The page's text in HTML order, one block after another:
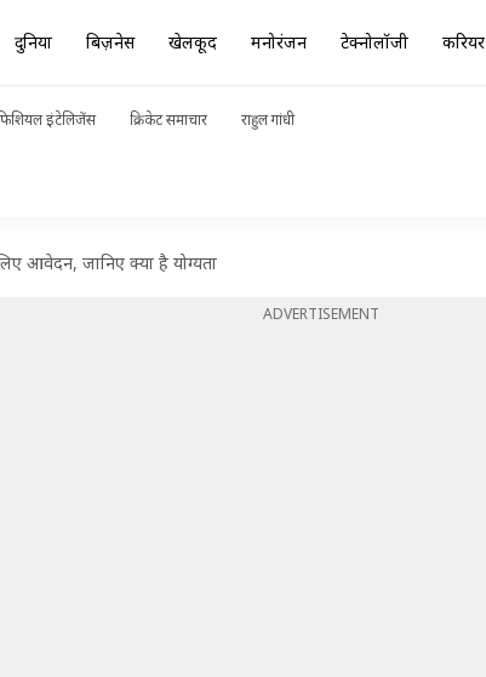
दुनिया बिज़नेस खेलकूद मनोरंजन टेक्नोलॉजी करियर
इंटेलिजेंस क्रिकेट समाचार राहुल गांधी
आवेदन, जानिए क्या है योग्यता
ADVERTISEMENT